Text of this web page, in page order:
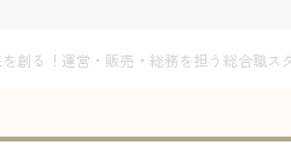
創る！運営・販売・総務を担う総合職ス